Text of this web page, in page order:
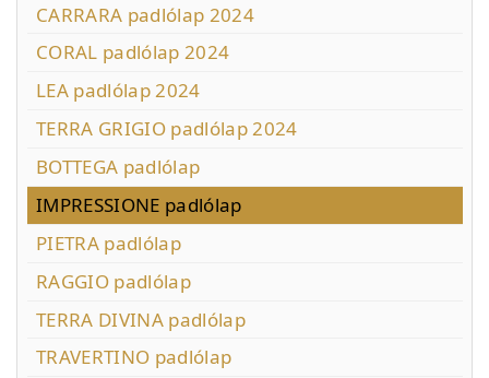
CARRARA padlólap 2024
CORAL padlólap 2024
LEA padlólap 2024
TERRA GRIGIO padlólap 2024
BOTTEGA padlólap
IMPRESSIONE padlólap
PIETRA padlólap
RAGGIO padlólap
TERRA DIVINA padlólap
TRAVERTINO padlólap